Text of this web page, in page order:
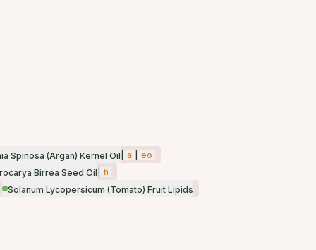
Spinosa (Argan) Kernel Oil a
eo
Birrea Seed Oil
h
Solanum Lycopersicum (Tomato) Fruit Lipids